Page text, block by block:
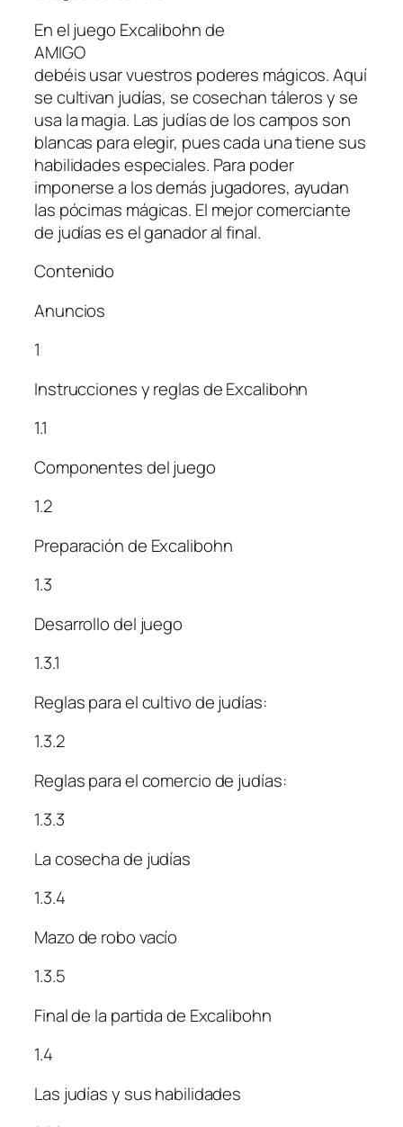
En el juego Excalibohn de
AMIGO
debéis usar vuestros poderes mágicos. Aquí
se cultivan judías, se cosechan táleros y se
usa la magia. Las judías de los campos son
blancas para elegir, pues cada una tiene sus
habilidades especiales. Para poder
imponerse a los demás jugadores, ayudan
las pócimas mágicas. El mejor comerciante
de judías es el ganador al final.
Contenido
Anuncios
1
Instrucciones y reglas de Excalibohn
1.1
Componentes del juego
1.2
Preparación de Excalibohn
1.3
Desarrollo del juego
1.3.1
Reglas para el cultivo de judías:
1.3.2
Reglas para el comercio de judías:
1.3.3
La cosecha de judías
1.3.4
Mazo de robo vacío
1.3.5
Final de la partida de Excalibohn
1.4
Las judías y sus habilidades